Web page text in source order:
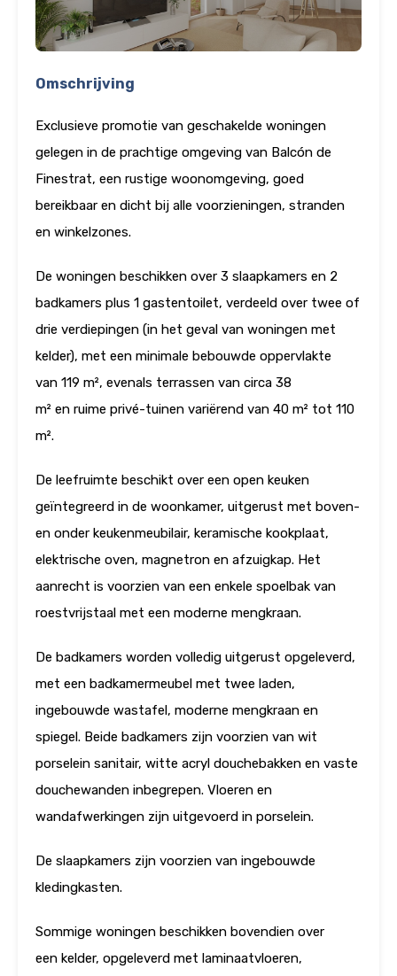
Omschrijving
Exclusieve promotie van geschakelde woningen
gelegen in de prachtige omgeving van Balcón de
Finestrat, een rustige woonomgeving, goed
bereikbaar en dicht bij alle voorzieningen, stranden
en winkelzones.
De woningen beschikken over 3 slaapkamers en 2
badkamers plus 1 gastentoilet, verdeeld over twee of
drie verdiepingen (in het geval van woningen met
kelder), met een minimale bebouwde oppervlakte
van 119 m², evenals terrassen van circa 38
m² en ruime privé-tuinen variërend van 40 m² tot 110
m².
De leefruimte beschikt over een open keuken
geïntegreerd in de woonkamer, uitgerust met boven-
en onder keukenmeubilair, keramische kookplaat,
elektrische oven, magnetron en afzuigkap. Het
aanrecht is voorzien van een enkele spoelbak van
roestvrijstaal met een moderne mengkraan.
De badkamers worden volledig uitgerust opgeleverd,
met een badkamermeubel met twee laden,
ingebouwde wastafel, moderne mengkraan en
spiegel. Beide badkamers zijn voorzien van wit
porselein sanitair, witte acryl douchebakken en vaste
douchewanden inbegrepen. Vloeren en
wandafwerkingen zijn uitgevoerd in porselein.
De slaapkamers zijn voorzien van ingebouwde
kledingkasten.
Sommige woningen beschikken bovendien over
een kelder, opgeleverd met laminaatvloeren,